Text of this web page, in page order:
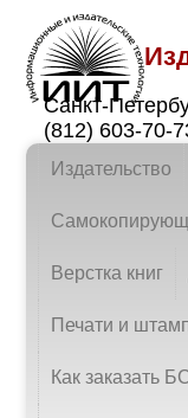
Санкт-
(812) 603-70-
Издательство
Верстка книг
Печати и
Как заказать